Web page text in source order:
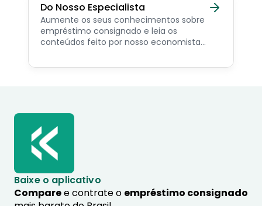
Do Nosso Especialista
Aumente os seus conhecimentos sobre
empréstimo consignado e leia os
conteúdos feito por nosso economista
Baixe o aplicativo
Comparee contrate o empréstimo consignado